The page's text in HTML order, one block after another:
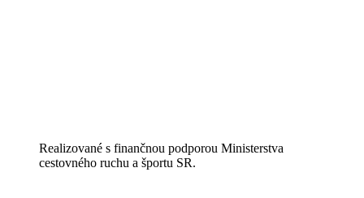
Realizované s finančnou podporou Ministerstva
cestovného ruchu a športu SR.